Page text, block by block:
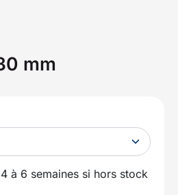
mm
à 6 semaines si hors stock